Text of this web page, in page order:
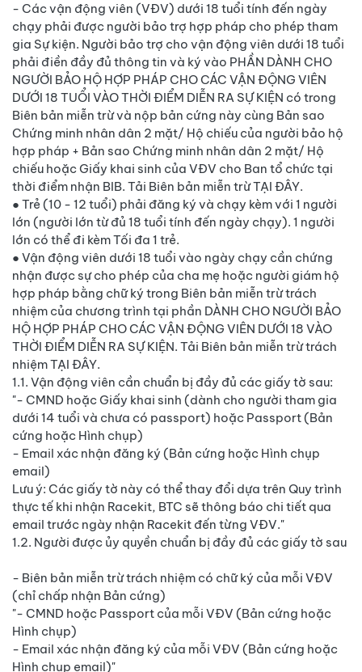
- Các vận động viên (VĐV) dưới 18 tuổi tính đến ngày
chạy phải được người bảo trợ hợp pháp cho phép tham
gia Sự kiện. Người bảo trợ cho vận động viên dưới 18 tuổi
phải điền đầy đủ thông tin và ký vào PHẦN DÀNH CHO
NGƯỜI BẢO HỘ HỢP PHÁP CHO CÁC VẬN ĐỘNG VIÊN
DƯỚI 18 TUỔI VÀO THỜI ĐIỂM DIỄN RA SỰ KIỆN có trong
Biên bản miễn trừ và nộp bản cứng này cùng Bản sao
Chứng minh nhân dân 2 mặt/ Hộ chiếu của người bảo hộ
hợp pháp + Bản sao Chứng minh nhân dân 2 mặt/ Hộ
chiếu hoặc Giấy khai sinh của VĐV cho Ban tổ chức tại
thời điểm nhận BIB. Tải Biên bản miễn trừ TẠI ĐÂY.
● Trẻ (10 - 12 tuổi) phải đăng ký và chạy kèm với 1 người
lớn (người lớn từ đủ 18 tuổi tính đến ngày chạy). 1 người
lớn có thể đi kèm Tối đa 1 trẻ.
● Vận động viên dưới 18 tuổi vào ngày chạy cần chứng
nhận được sự cho phép của cha mẹ hoặc người giám hộ
hợp pháp bằng chữ ký trong Biên bản miễn trừ trách
nhiệm của chương trình tại phần DÀNH CHO NGƯỜI BẢO
HỘ HỢP PHÁP CHO CÁC VẬN ĐỘNG VIÊN DƯỚI 18 VÀO
THỜI ĐIỂM DIỄN RA SỰ KIỆN. Tải Biên bản miễn trừ trách
nhiệm TẠI ĐÂY.
1.1. Vận động viên cần chuẩn bị đầy đủ các giấy tờ sau:
"- CMND hoặc Giấy khai sinh (dành cho người tham gia
dưới 14 tuổi và chưa có passport) hoặc Passport (Bản
cứng hoặc Hình chụp)
- Email xác nhận đăng ký (Bản cứng hoặc Hình chụp
email)
Lưu ý: Các giấy tờ này có thể thay đổi dựa trên Quy trình
thực tế khi nhận Racekit, BTC sẽ thông báo chi tiết qua
email trước ngày nhận Racekit đến từng VĐV."
1.2. Người được ủy quyền chuẩn bị đầy đủ các giấy tờ sau
- Biên bản miễn trừ trách nhiệm có chữ ký của mỗi VĐV
(chỉ chấp nhận Bản cứng)
"- CMND hoặc Passport của mỗi VĐV (Bản cứng hoặc
Hình chụp)
- Email xác nhận đăng ký của mỗi VĐV (Bản cứng hoặc
Hình chụp email)"